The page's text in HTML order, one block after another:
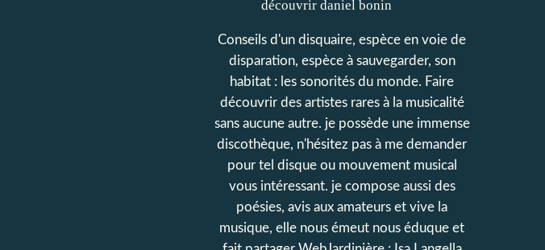
Conseils d'un disquaire, espèce en voie de
disparation, espèce à sauvegarder, son
habitat : les sonorités du monde. Faire
découvrir des artistes rares à la musicalité
sans aucune autre. je possède une immense
discothèque, n'hésitez pas à me demander
pour tel disque ou mouvement musical
vous intéressant. je compose aussi des
poésies, avis aux amateurs et vive la
musique, elle nous émeut nous éduque et